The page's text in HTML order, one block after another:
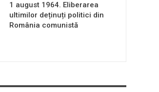
1 august 1964. Eliberarea
ultimilor deținuți politici din
România comunistă